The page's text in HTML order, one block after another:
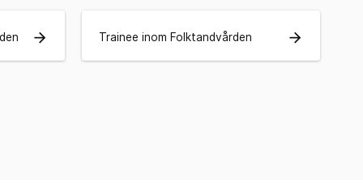
arrow_forward Trainee inom Folktandvården arrow_forward